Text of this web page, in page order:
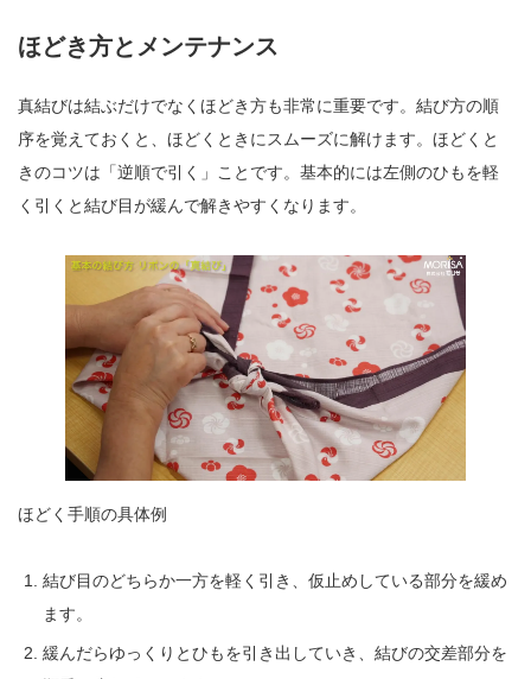
ほどき方とメンテナンス
真結びは結ぶだけでなくほどき方も非常に重要です。結び方の順
序を覚えておくと、ほどくときにスムーズに解けます。ほどくと
きのコツは「逆順で引く」ことです。基本的には左側のひもを軽
く引くと結び目が緩んで解きやすくなります。
ほどく手順の具体例
結び目のどちらか一方を軽く引き、仮止めしている部分を緩め
ます。
緩んだらゆっくりとひもを引き出していき、結びの交差部分を